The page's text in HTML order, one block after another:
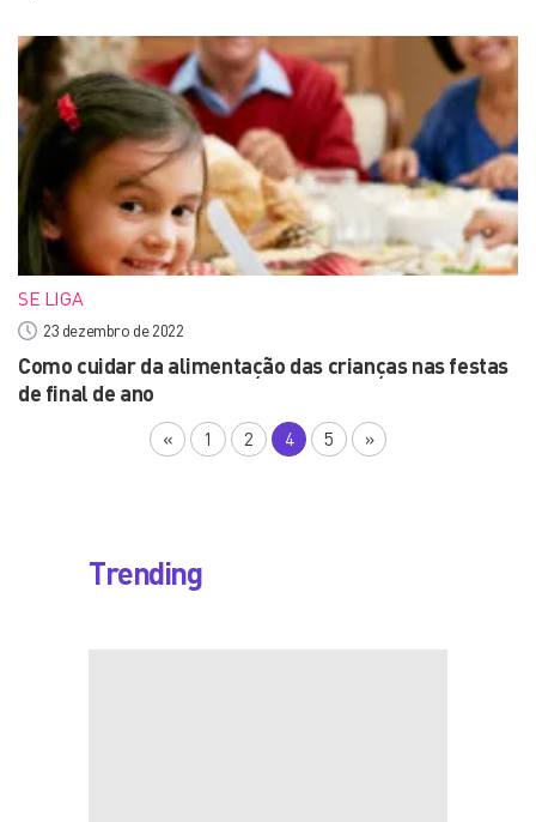
SE LIGA
23 dezembro de 2022
Como cuidar da alimentação das crianças nas festas
de final de ano
« 1 2 4 5 »
Trending